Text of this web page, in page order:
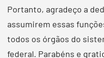
Portanto, agradeço a
assumirem essas
todos os órgãos do
federal. Parabéns e